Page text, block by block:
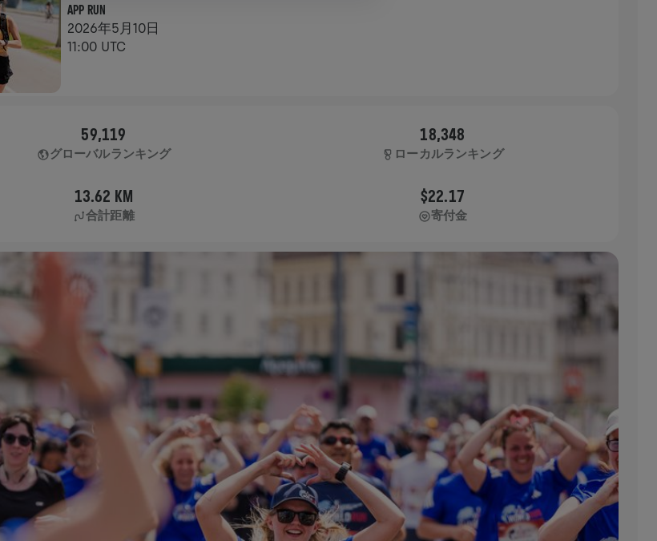
APP RUN
2026年5月10日
11:00 UTC
59,119
グローバルランキング
18,348
ローカルランキング
13.62 KM
合計距離
$22.17
寄付金